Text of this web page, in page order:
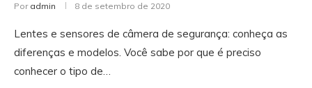
Por admin 8 de setembro de 2020
Lentes e sensores de câmera de segurança: conheça as
diferenças e modelos. Você sabe por que é preciso
conhecer o tipo de…